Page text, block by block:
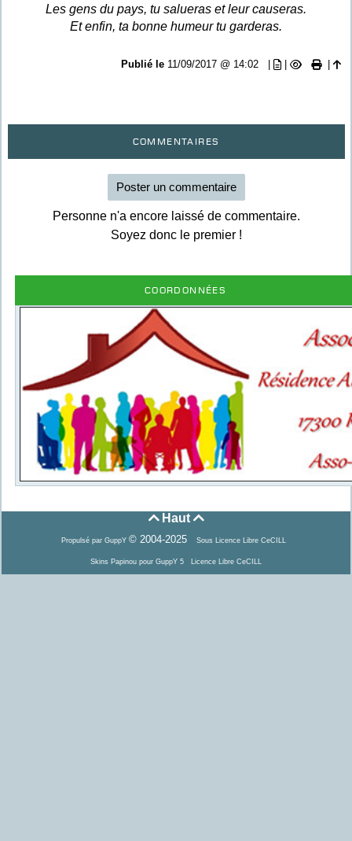
Les gens du pays, tu salueras et leur causeras.
Et enfin, ta bonne humeur tu garderas.
Publié le 11/09/2017 @ 14:02
Commentaires
Poster un commentaire
Personne n'a encore laissé de commentaire.
Soyez donc le premier !
Coordonnées
Haut 
Propulsé par GuppY © 2004-2025 Sous Licence Libre CeCILL
Skins Papinou pour GuppY 5 Licence Libre CeCILL